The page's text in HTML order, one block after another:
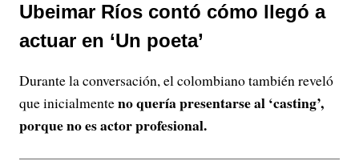
Ubeimar Ríos contó cómo llegó a
actuar en ‘Un poeta’
Durante la conversación, el colombiano también reveló
que inicialmenteno quería presentarse al ‘casting’,
porque no es actor profesional.